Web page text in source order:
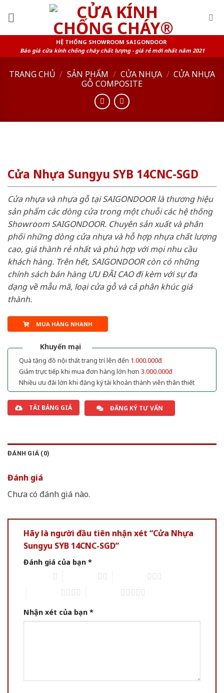
HỆ THỐNG SHOWROOM SAIGONDOOR
Báo giá cửa kính chống cháy chất lượng - giá rẻ mới nhất năm 2021
TRANG CHỦ / SẢN PHẨM / CỬA NHỰA / CỬA NHỰA
GỖ COMPOSITE
Cửa Nhựa Sungyu SYB 14CNC-SGD
Cửa nhựa và nhựa gỗ tại SAIGONDOOR là thương hiệu
sản phẩm các dòng cửa trong một chuỗi các hệ thống
Showroom SAIGONDOOR. Chuyên sản xuất và phân
phối những dòng cửa nhựa và hỗ hợp nhựa chất lượng
cao, giá thành rẻ nhất và phù hợp với mọi nhu cầu
khách hàng. Trên hết, SAIGONDOOR còn có những
chính sách bán hàng ƯU ĐÃI CAO đi kèm với sự đa
dạng về mẫu mã, loại cửa gỗ và cả phân khúc giá
thành.
MUA HÀNG NHANH
Khuyến mại
Quà tặng đồ nội thất trang trí lên đến 1.000.000đ
Giảm trực tiếp khi mua đơn hàng lớn hơn 3.000.000đ
Nhiều ưu đãi lớn khi đăng ký tài khoản thành viên thân thiết
TẢI BẢNG GIÁ ĐĂNG KÝ TƯ VẤN
ĐÁNH GIÁ (0)
Đánh giá
Chưa có đánh giá nào.
Hãy là người đầu tiên nhận xét “Cửa Nhựa
Sungyu SYB 14CNC-SGD”
Đánh giá của bạn *
Nhận xét của bạn *